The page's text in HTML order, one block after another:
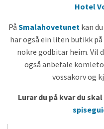
Hotel
På Smalahovetunetkan
har også ein liten butikk på
nokre godbitar heim. Vil
også anbefale
vossakorv og
Lurar du på kvar du